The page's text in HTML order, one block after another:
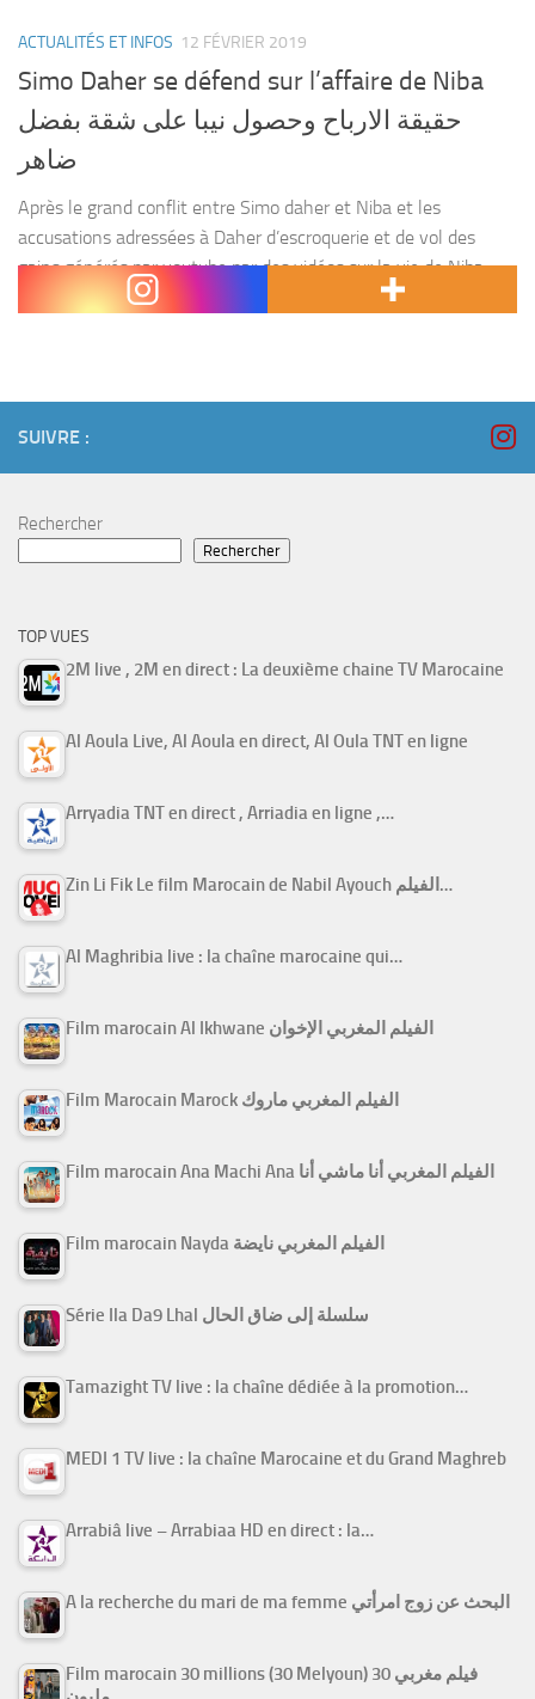
ACTUALITÉS ET INFOS 12 FÉVRIER 2019
Simo Daher se défend sur l’affaire de Niba
حقيقة الارباح وحصول نيبا على شقة بفضل
ضاهر
Après le grand conflit entre Simo daher et Niba et les
accusations adressées à Daher d’escroquerie et de vol des
gains générés par youtube par des vidéos sur la vie de Niba ,
SUIVRE :
Rechercher
Rechercher
TOP VUES
2M live , 2M en direct : La deuxième chaine TV Marocaine
Al Aoula Live, Al Aoula en direct, Al Oula TNT en ligne
Arryadia TNT en direct , Arriadia en ligne ,…
Zin Li Fik Le film Marocain de Nabil Ayouch الفيلم…
Al Maghribia live : la chaîne marocaine qui…
Film marocain Al Ikhwane الفيلم المغربي الإخوان
Film Marocain Marock الفيلم المغربي ماروك
Film marocain Ana Machi Ana الفيلم المغربي أنا ماشي أنا
Film marocain Nayda الفيلم المغربي نايضة
Série Ila Da9 Lhal سلسلة إلى ضاق الحال
Tamazight TV live : la chaîne dédiée à la promotion…
MEDI 1 TV live : la chaîne Marocaine et du Grand Maghreb
Arrabiâ live – Arrabiaa HD en direct : la…
A la recherche du mari de ma femme البحث عن زوج امرأتي
Film marocain 30 millions (30 Melyoun) فيلم مغربي 30